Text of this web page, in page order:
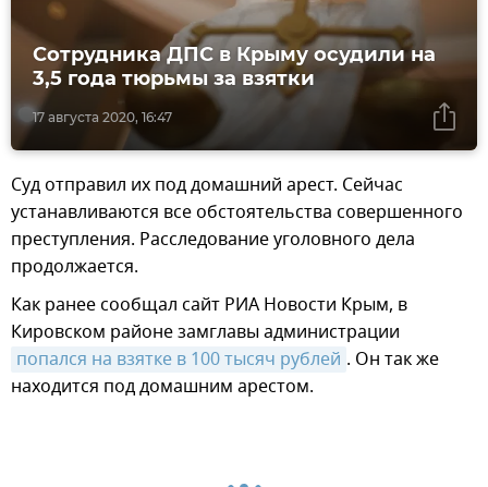
17 августа 2020, 16:47
Сотрудника ДПС в Крыму осудили на
3,5 года тюрьмы за взятки
Суд отправил их под домашний арест. Сейчас
устанавливаются все обстоятельства совершенного
преступления. Расследование уголовного дела
продолжается.
Как ранее сообщал сайт РИА Новости Крым, в
Кировском районе замглавы администрации
попался на взятке в 100 тысяч рублей . Он так же
находится под домашним арестом.